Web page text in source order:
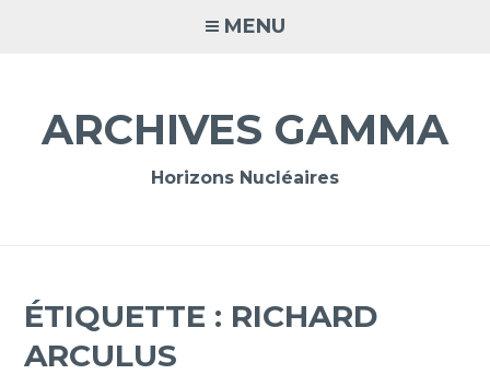
MENU
ARCHIVES GAMMA
Horizons Nucléaires
ÉTIQUETTE : RICHARD
ARCULUS